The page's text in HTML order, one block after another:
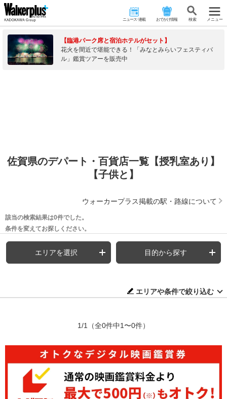
ニュース･連載 おでかけ情報 検 索 メニュー
【臨港パーク席と宿泊ホテルがセット】
花火を間近で堪能できる！「みなとみらいフェスティバ
ル」鑑賞ツアーを販売中
佐賀県のデパート・百貨店一覧【授乳室あり】
【子供と】
ウォーカープラス掲載の駅・路線について
該当の検索結果は0件でした。
条件を変えてお探しください。
エリアを選択 目的から探す
エリアや条件で絞り込む
1/1 （全0件中1〜0件）